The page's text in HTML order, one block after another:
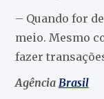
– Quando for
meio. Mesmo
fazer
Agência Brasil